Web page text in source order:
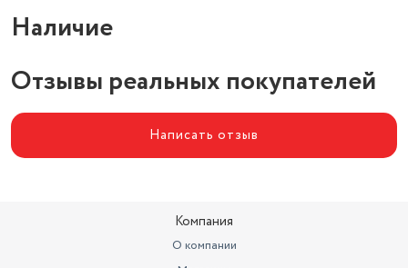
Автоматическое включение
Конструкция тары
платформа
Наличие
Отзывы реальных покупателей
Написать отзыв
Компания
О компании